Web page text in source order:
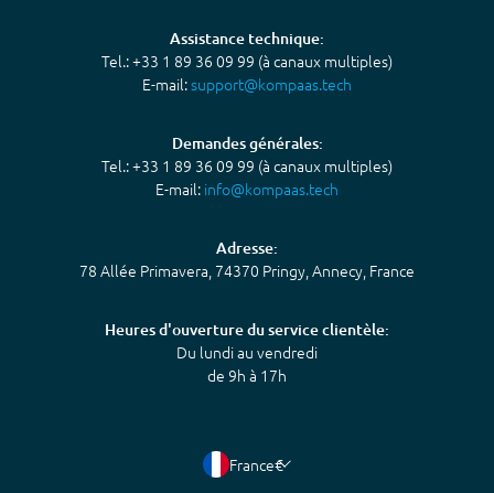
Assistance technique:
Tel.: +33 1 89 36 09 99 (à canaux multiples)
E-mail:support@kompaas.tech
Demandes générales:
Tel.: +33 1 89 36 09 99 (à canaux multiples)
E-mail: info@kompaas.tech
Adresse:
78 Allée Primavera, 74370 Pringy, Annecy, France
Heures d'ouverture du service clientèle:
Du lundi au vendredi
de 9h à 17h
France€